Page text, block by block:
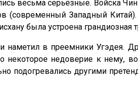
весьма серьёзные. Войска
(современный Западный
была устроена грандиозная
наметил в преемники Угэдея.
некоторое недоверие к нему,
подогревались другими